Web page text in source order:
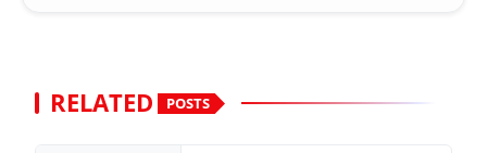
RELATED POSTS